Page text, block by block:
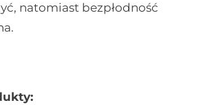
natomiast bezpłodność